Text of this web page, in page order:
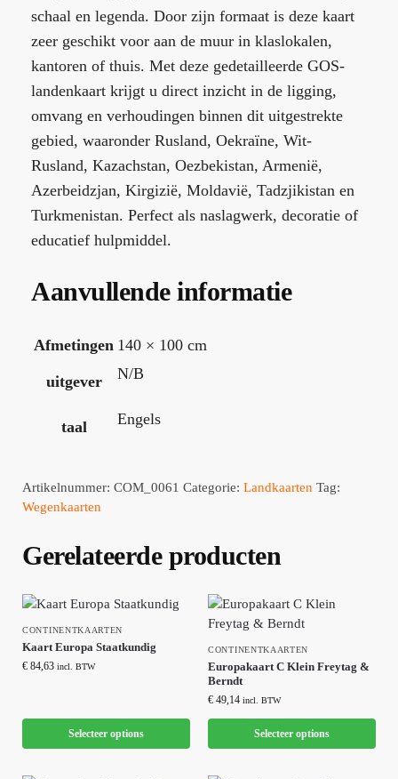
schaal en legenda. Door zijn formaat is deze kaart
zeer geschikt voor aan de muur in klaslokalen,
kantoren of thuis. Met deze gedetailleerde GOS-
landenkaart krijgt u direct inzicht in de ligging,
omvang en verhoudingen binnen dit uitgestrekte
gebied, waaronder Rusland, Oekraïne, Wit-
Rusland, Kazachstan, Oezbekistan, Armenië,
Azerbeidzjan, Kirgizië, Moldavië, Tadzjikistan en
Turkmenistan. Perfect als naslagwerk, decoratie of
educatief hulpmiddel.
Aanvullende informatie
Afmetingen 140 × 100 cm
uitgever N/B
taal Engels
Artikelnummer: COM_0061 Categorie: Landkaarten Tag:
Wegenkaarten
Gerelateerde producten
CONTINENTKAARTEN
Kaart Europa Staatkundig
€ 84,63 incl. BTW
Selecteer options
CONTINENTKAARTEN
Europakaart C Klein Freytag &
Berndt
€ 49,14 incl. BTW
Selecteer options